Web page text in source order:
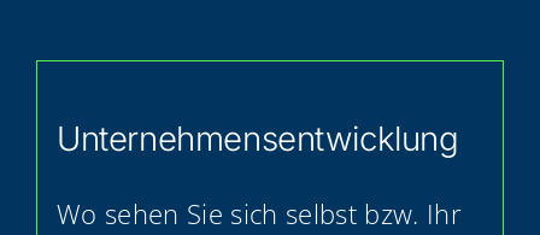
Unter­neh­mens­ent­wick­lung
Wo sehen Sie sich selbst bzw. Ihr